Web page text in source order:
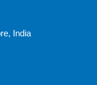
India